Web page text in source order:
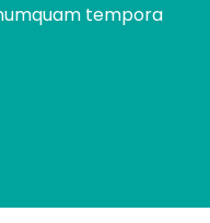
tempora